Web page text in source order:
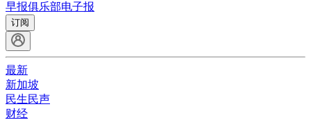
早报俱乐部电子报
订阅
最新
新加坡
民生民声
财经